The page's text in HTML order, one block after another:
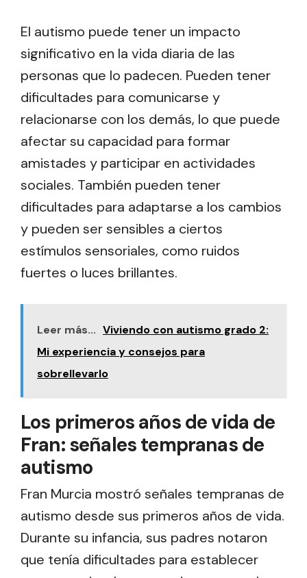
El autismo puede tener un impacto
significativo en la vida diaria de las
personas que lo padecen. Pueden tener
dificultades para comunicarse y
relacionarse con los demás, lo que puede
afectar su capacidad para formar
amistades y participar en actividades
sociales. También pueden tener
dificultades para adaptarse a los cambios
y pueden ser sensibles a ciertos
estímulos sensoriales, como ruidos
fuertes o luces brillantes.
Leer más... Viviendo con autismo grado 2:
Mi experiencia y consejos para
sobrellevarlo
Los primeros años de vida de
Fran: señales tempranas de
autismo
Fran Murcia mostró señales tempranas de
autismo desde sus primeros años de vida.
Durante su infancia, sus padres notaron
que tenía dificultades para establecer